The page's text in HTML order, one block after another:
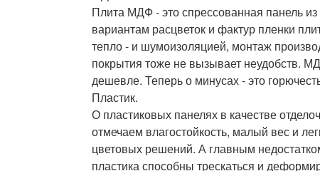
Плита МДФ - это спрессованная панель
вариантам расцветок и фактур пленки
тепло - и шумоизоляцией, монтаж
покрытия тоже не вызывает неудобств.
дешевле. Теперь о минусах - это
Пластик.
О пластиковых панелях в качестве
отмечаем влагостойкость, малый вес и
цветовых решений. А главным
пластика способны трескаться и